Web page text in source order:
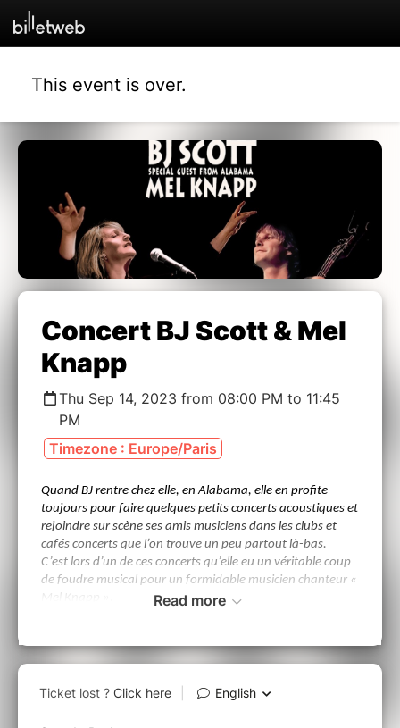
This event is over.
Concert BJ Scott & Mel
Knapp
Thu Sep 14, 2023 from 08:00 PM to 11:45
PM
Timezone : Europe/Paris
Quand BJ rentre chez elle, en Alabama, elle en profite
toujours pour faire quelques petits concerts acoustiques et
rejoindre sur scène ses amis musiciens dans les clubs et
cafés concerts que l’on trouve un peu partout là-bas.
C’est lors d’un de ces concerts qu’elle eu un véritable coup
de foudre musical pour un formidable musicien chanteur «
Staten, ze groeide op te midden van blues, gospel, country
en rockklanken en vestigde zich in de jaren 1980 in België.
In 1990 begon ze haar solocarrière en bracht een jaar later
haar eerste album uit. Ze werkt samen met grote artiesten
Read more